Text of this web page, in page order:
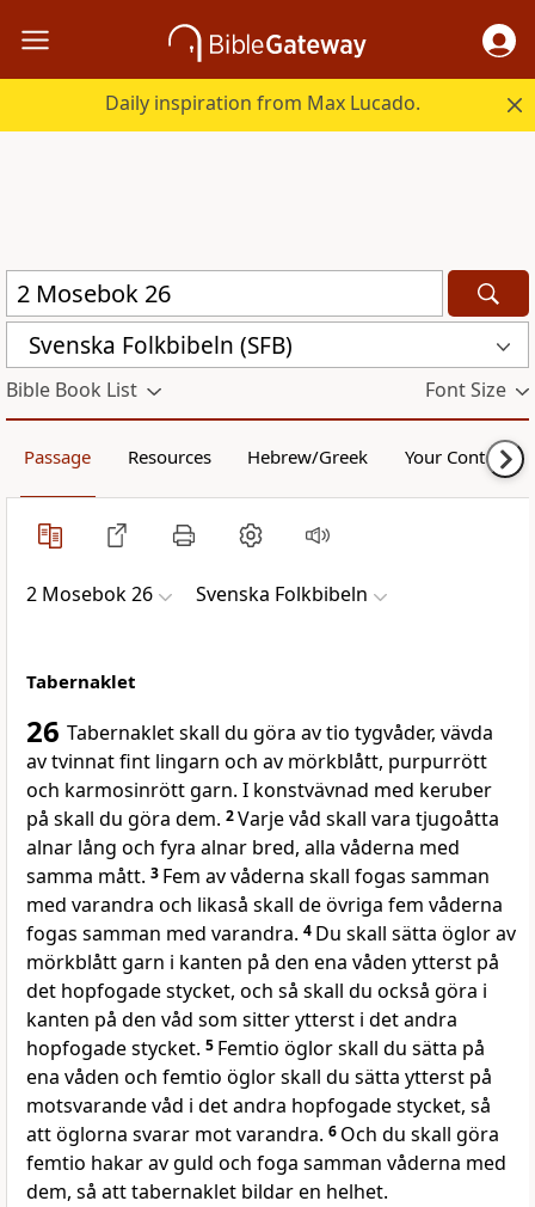
Daily inspiration from Max Lucado.
Svenska Folkbibeln (SFB)
Bible Book List Font Size
Passage Resources Hebrew/Greek Your Content
2 Mosebok 26 Svenska Folkbibeln
Tabernaklet
26 Tabernaklet skall du göra av tio tygvåder, vävda
av tvinnat fint lingarn och av mörkblått, purpurrött
och karmosinrött garn. I konstvävnad med keruber
på skall du göra dem. 2Varje våd skall vara tjugoåtta
alnar lång och fyra alnar bred, alla våderna med
samma mått. 3 Fem av våderna skall fogas samman
med varandra och likaså skall de övriga fem våderna
fogas samman med varandra. 4 Du skall sätta öglor av
mörkblått garn i kanten på den ena våden ytterst på
det hopfogade stycket, och så skall du också göra i
kanten på den våd som sitter ytterst i det andra
hopfogade stycket. 5 Femtio öglor skall du sätta på
ena våden och femtio öglor skall du sätta ytterst på
motsvarande våd i det andra hopfogade stycket, så
att öglorna svarar mot varandra. 6 Och du skall göra
femtio hakar av guld och foga samman våderna med
dem, så att tabernaklet bildar en helhet.